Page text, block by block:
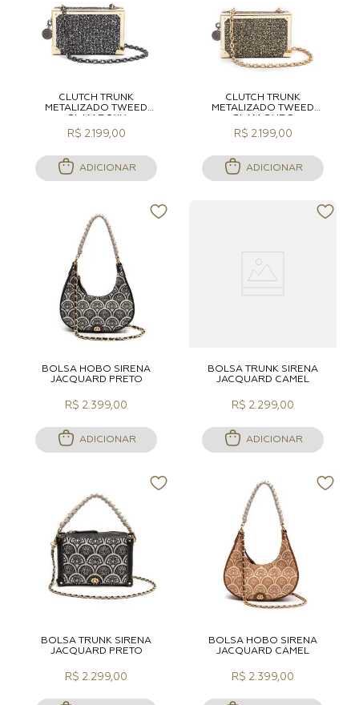
CLUTCH TRUNK
METALIZADO TWEED
GLAM ROXY
R$ 2.199,00
ADICIONAR
CLUTCH TRUNK
METALIZADO TWEED
GLAM OURO
R$ 2.199,00
ADICIONAR
BOLSA HOBO SIRENA
JACQUARD PRETO
R$ 2.399,00
ADICIONAR
BOLSA TRUNK SIRENA
JACQUARD CAMEL
R$ 2.299,00
ADICIONAR
BOLSA TRUNK SIRENA
JACQUARD PRETO
R$ 2.299,00
BOLSA HOBO SIRENA
JACQUARD CAMEL
R$ 2.399,00